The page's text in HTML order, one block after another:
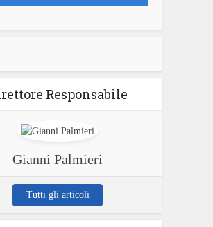
Responsabile
Gianni Palmieri
Tutti gli articoli